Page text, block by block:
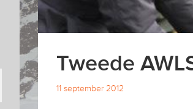
Tweede
11 september 2012